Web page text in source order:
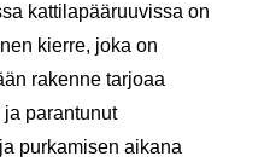
kattilapääruuvissa on
kierre, joka on
rakenne tarjoaa
parantunut
purkamisen aikana